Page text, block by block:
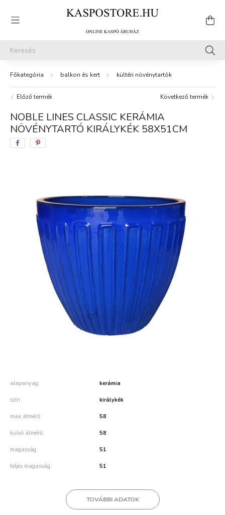
balkon és kert kültéri növénytartók
Előző termék Következő termék
NOBLE LINES CLASSIC KERÁMIA
NÖVÉNYTARTÓ KIRÁLYKÉK 58X51CM
alapanyag kerámia
szín királykék
max átmérő 58
külső átmérő 58
magasság 51
teljes magasság 51
TOVÁBBI ADATOK